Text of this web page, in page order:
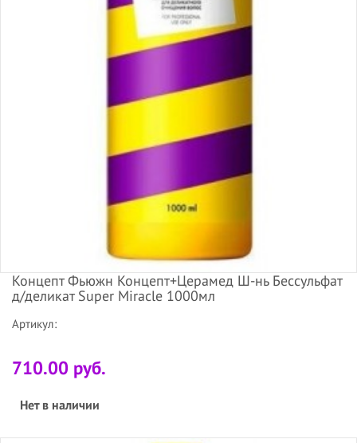
Концепт Фьюжн Концепт+Церамед Ш-нь Бессульфат
д/деликат Super Miracle 1000мл
Артикул:
710.00 руб.
Нет в наличии